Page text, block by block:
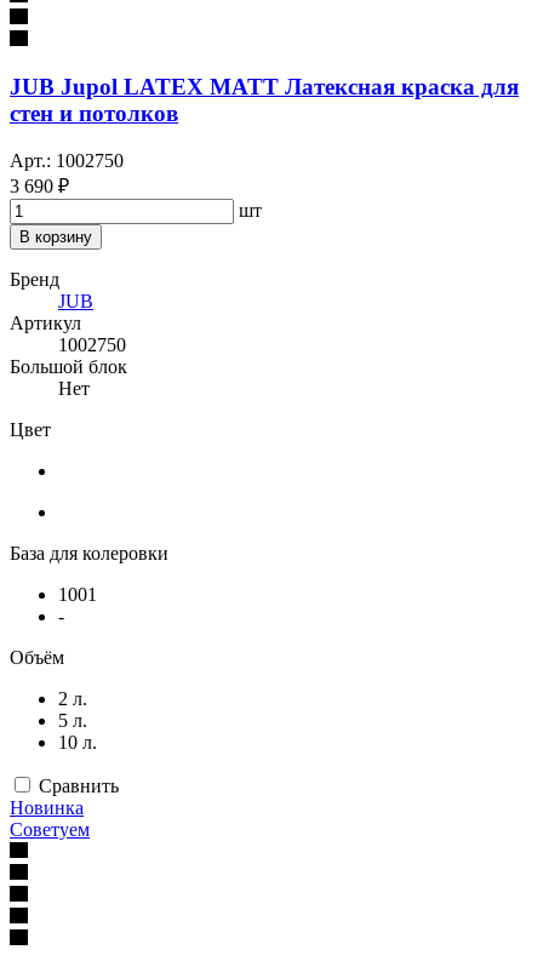
JUB Jupol LATEX MATT Латексная краска для
стен и потолков
Арт.: 1002750
3 690 ₽
шт
В корзину
Бренд
JUB
Артикул
1002750
Большой блок
Нет
Цвет
База для колеровки
1001
-
Объём
2 л.
5 л.
10 л.
Сравнить
Новинка
Советуем